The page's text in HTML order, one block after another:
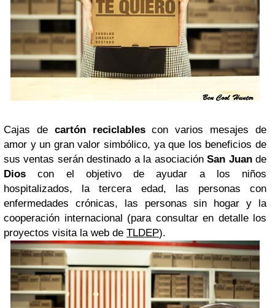
Cajas de cartón reciclablescon varios mesajes de
amor y un gran valor simbólico, ya que los beneficios de
sus ventas serán destinado a la asociaciónSan Juande
Dios con el objetivo de ayudar a los niños
hospitalizados, la tercera edad, las personas con
enfermedades crónicas, las personas sin hogar y la
cooperación internacional (para consultar en detalle los
proyectos visita la web de TLDEP).